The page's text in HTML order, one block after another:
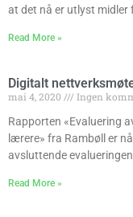
at det nå er utlyst
Read More »
Digitalt
mai 4, 2020
Ingen
Rapporten «Evaluering
lærere» fra Rambøll er
avsluttende
Read More »